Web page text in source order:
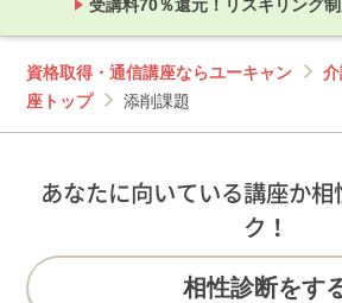
受講料70％還元！リスキリング
資格取得・通信講座ならユーキャン
座トップ
添削課題
あなたに向いている講座か
ク！
相性診断をす